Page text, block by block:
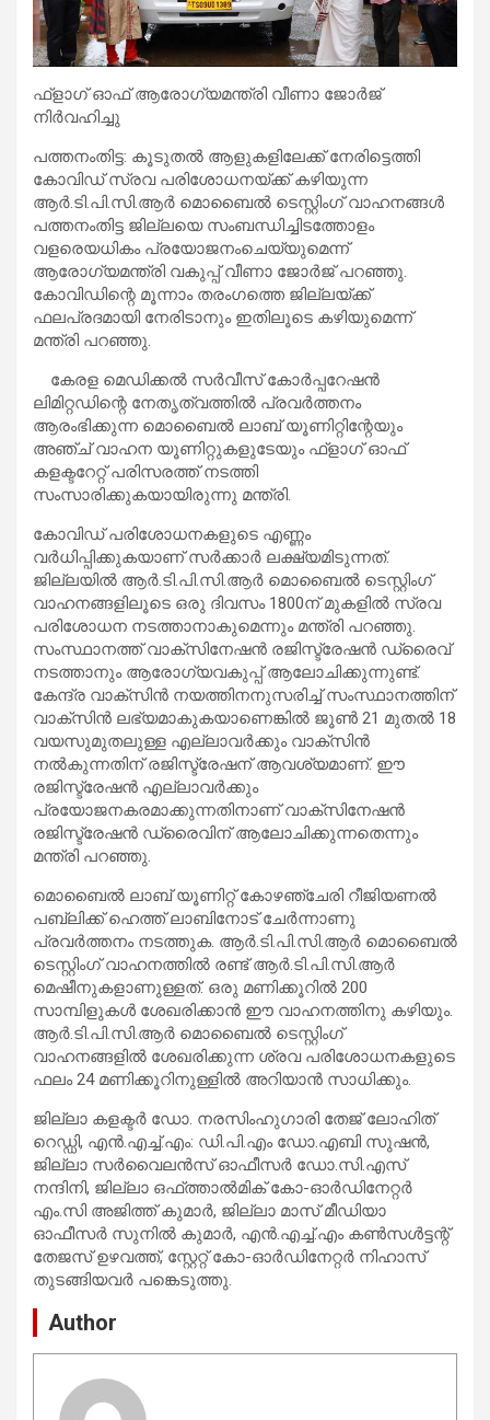
ഫ്ളാഗ് ഓഫ് ആരോഗ്യമന്ത്രി വീണാ ജോര്‍ജ്
നിര്‍വഹിച്ചു
പത്തനംതിട്ട: കൂടുതല്‍ ആളുകളിലേക്ക് നേരിട്ടെത്തി
കോവിഡ് സ്രവ പരിശോധനയ്ക്ക് കഴിയുന്ന
ആര്‍.ടി.പി.സി.ആര്‍ മൊബൈല്‍ ടെസ്റ്റിംഗ് വാഹനങ്ങള്‍
പത്തനംതിട്ട ജില്ലയെ സംബന്ധിച്ചിടത്തോളം
വളരെയധികം പ്രയോജനംചെയ്യുമെന്ന്
ആരോഗ്യമന്ത്രി വകുപ്പ് വീണാ ജോര്‍ജ് പറഞ്ഞു.
കോവിഡിന്റെ മൂന്നാം തരംഗത്തെ ജില്ലയ്ക്ക്
ഫലപ്രദമായി നേരിടാനും ഇതിലൂടെ കഴിയുമെന്ന്
മന്ത്രി പറഞ്ഞു.
കേരള മെഡിക്കല്‍ സര്‍വീസ് കോര്‍പ്പറേഷന്‍
ലിമിറ്റഡിന്റെ നേതൃത്വത്തില്‍ പ്രവര്‍ത്തനം
ആരംഭിക്കുന്ന മൊബൈല്‍ ലാബ് യൂണിറ്റിന്റേയും
അഞ്ച് വാഹന യൂണിറ്റുകളുടേയും ഫ്ളാഗ് ഓഫ്
കളക്ടറേറ്റ് പരിസരത്ത് നടത്തി
സംസാരിക്കുകയായിരുന്നു മന്ത്രി.
കോവിഡ് പരിശോധനകളുടെ എണ്ണം
വര്‍ധിപ്പിക്കുകയാണ് സര്‍ക്കാര്‍ ലക്ഷ്യമിടുന്നത്.
ജില്ലയില്‍ ആര്‍.ടി.പി.സി.ആര്‍ മൊബൈല്‍ ടെസ്റ്റിംഗ്
വാഹനങ്ങളിലൂടെ ഒരു ദിവസം 1800ന് മുകളില്‍ സ്രവ
പരിശോധന നടത്താനാകുമെന്നും മന്ത്രി പറഞ്ഞു.
സംസ്ഥാനത്ത് വാക്സിനേഷന്‍ രജിസ്ട്രേഷന്‍ ഡ്രൈവ്
നടത്താനും ആരോഗ്യവകുപ്പ് ആലോചിക്കുന്നുണ്ട്.
കേന്ദ്ര വാക്സിന്‍ നയത്തിനനുസരിച്ച് സംസ്ഥാനത്തിന്
വാക്സിന്‍ ലഭ്യമാകുകയാണെങ്കില്‍ ജൂണ്‍ 21 മുതല്‍ 18
വയസുമുതലുള്ള എല്ലാവര്‍ക്കും വാക്സിന്‍
നല്‍കുന്നതിന് രജിസ്ട്രേഷന് ആവശ്യമാണ്. ഈ
രജിസ്ട്രേഷന്‍ എല്ലാവര്‍ക്കും
പ്രയോജനകരമാക്കുന്നതിനാണ് വാക്സിനേഷന്‍
രജിസ്ട്രേഷന്‍ ഡ്രൈവിന് ആലോചിക്കുന്നതെന്നും
മന്ത്രി പറഞ്ഞു.
മൊബൈല്‍ ലാബ് യൂണിറ്റ് കോഴഞ്ചേരി റീജിയണല്‍
പബ്ലിക്ക് ഹെത്ത് ലാബിനോട് ചേര്‍ന്നാണു
പ്രവര്‍ത്തനം നടത്തുക. ആര്‍.ടി.പി.സി.ആര്‍ മൊബൈല്‍
ടെസ്റ്റിംഗ് വാഹനത്തില്‍ രണ്ട് ആര്‍.ടി.പി.സി.ആര്‍
മെഷീനുകളാണുള്ളത്. ഒരു മണിക്കൂറില്‍ 200
സാമ്പിളുകള്‍ ശേഖരിക്കാന്‍ ഈ വാഹനത്തിനു കഴിയും.
ആര്‍.ടി.പി.സി.ആര്‍ മൊബൈല്‍ ടെസ്റ്റിംഗ്
വാഹനങ്ങളില്‍ ശേഖരിക്കുന്ന ശ്രവ പരിശോധനകളുടെ
ഫലം 24 മണിക്കൂറിനുള്ളില്‍ അറിയാന്‍ സാധിക്കും.
ജില്ലാ കളക്ടര്‍ ഡോ. നരസിംഹുഗാരി തേജ് ലോഹിത്
റെഡ്ഡി, എന്‍.എച്ച്.എം: ഡി.പി.എം ഡോ.എബി സുഷന്‍,
ജില്ലാ സര്‍വൈലന്‍സ് ഓഫീസര്‍ ഡോ.സി.എസ്
നന്ദിനി, ജില്ലാ ഒഫ്ത്താല്‍മിക് കോ-ഓര്‍ഡിനേറ്റര്‍
എം.സി അജിത്ത് കുമാര്‍, ജില്ലാ മാസ് മീഡിയാ
ഓഫീസര്‍ സുനില്‍ കുമാര്‍, എന്‍.എച്ച്.എം കണ്‍സള്‍ട്ടന്റ്
തേജസ് ഉഴവത്ത്, സ്റ്റേറ്റ് കോ-ഓര്‍ഡിനേറ്റര്‍ നിഹാസ്
തുടങ്ങിയവര്‍ പങ്കെടുത്തു.
Author